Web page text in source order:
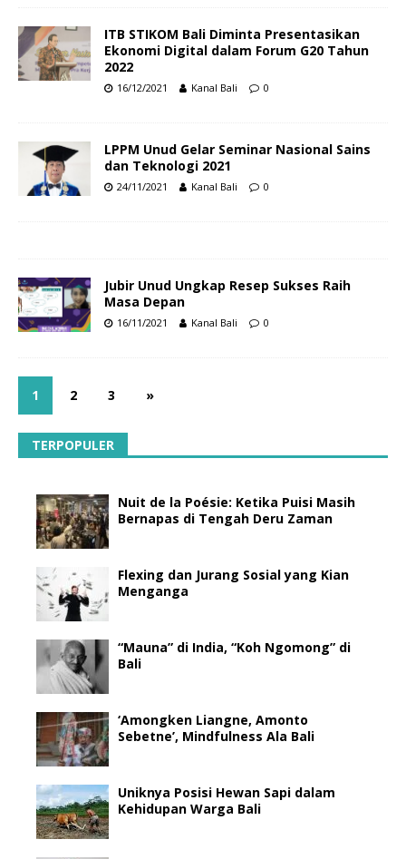
ITB STIKOM Bali Diminta Presentasikan
Ekonomi Digital dalam Forum G20 Tahun
2022
16/12/2021 Kanal Bali 0
LPPM Unud Gelar Seminar Nasional Sains
dan Teknologi 2021
24/11/2021 Kanal Bali 0
Jubir Unud Ungkap Resep Sukses Raih
Masa Depan
16/11/2021 Kanal Bali 0
1 2 3 »
TERPOPULER
Nuit de la Poésie: Ketika Puisi Masih
Bernapas di Tengah Deru Zaman
Flexing dan Jurang Sosial yang Kian
Menganga
“Mauna” di India, “Koh Ngomong” di
Bali
‘Amongken Liangne, Amonto
Sebetne’, Mindfulness Ala Bali
Uniknya Posisi Hewan Sapi dalam
Kehidupan Warga Bali